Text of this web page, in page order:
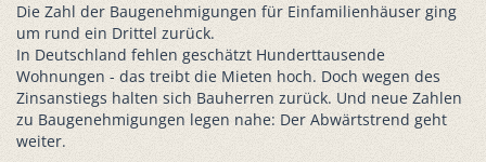
Die Zahl der Baugenehmigungen für Einfamilienhäuser ging
um rund ein Drittel zurück.
In Deutschland fehlen geschätzt Hunderttausende
Wohnungen - das treibt die Mieten hoch. Doch wegen des
Zinsanstiegs halten sich Bauherren zurück. Und neue Zahlen
zu Baugenehmigungen legen nahe: Der Abwärtstrend geht
weiter.